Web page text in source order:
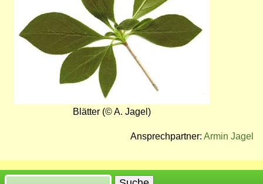
Blätter (© A. Jagel)
Ansprechpartner: Armin Jagel
Suche